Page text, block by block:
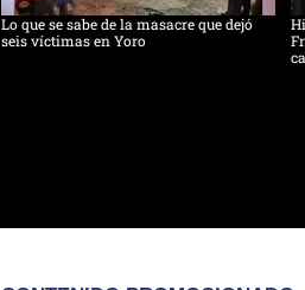
Lo que se sabe de la masacre que dejó
seis víctimas en Yoro